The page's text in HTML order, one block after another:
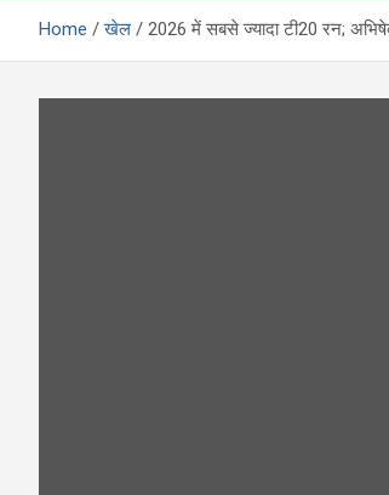
Home खेल 2026 में सबसे ज्यादा टी20 रन;